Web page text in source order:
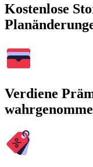
Kostenlose
Verdiene